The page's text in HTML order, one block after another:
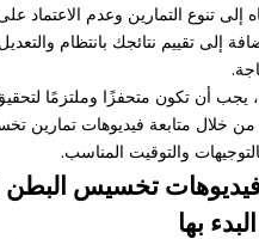
إلى تنوع التمارين وعدم الاعتماد
إلى تقييم نتائجك بانتظام
يجب أن تكون متحفزًا وملتزمًا لتحقيق
خلال متابعة فيديوهات تمارين
والتوقيت المناسب.
تخسيس البطن
بها